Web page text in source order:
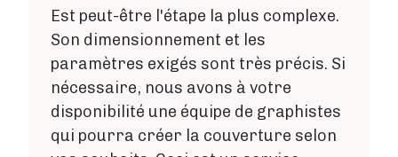
Est peut-être l'étape la plus complexe.
Son dimensionnement et les
paramètres exigés sont très précis. Si
nécessaire, nous avons à votre
disponibilité une équipe de graphistes
qui pourra créer la couverture selon